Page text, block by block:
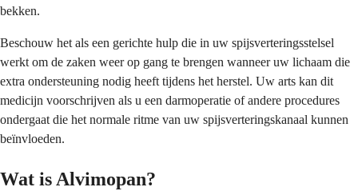
bekken.
Beschouw het als een gerichte hulp die in uw spijsverteringsstelsel
werkt om de zaken weer op gang te brengen wanneer uw lichaam die
extra ondersteuning nodig heeft tijdens het herstel. Uw arts kan dit
medicijn voorschrijven als u een darmoperatie of andere procedures
ondergaat die het normale ritme van uw spijsverteringskanaal kunnen
beïnvloeden.
Wat is Alvimopan?